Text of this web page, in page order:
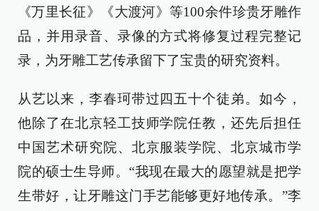
《万里长征》《大渡河》等100余件珍贵牙雕作
品，并用录音、录像的方式将修复过程完整记
录，为牙雕工艺传承留下了宝贵的研究资料。
从艺以来，李春珂带过四五十个徒弟。如今，
他除了在北京轻工技师学院任教，还先后担任
中国艺术研究院、北京服装学院、北京城市学
院的硕士生导师。“我现在最大的愿望就是把学
生带好，让牙雕这门手艺能够更好地传承。”李